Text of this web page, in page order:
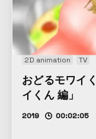
2D animation TV
おどるモワイ
イくん 編」
2019 00:02:05